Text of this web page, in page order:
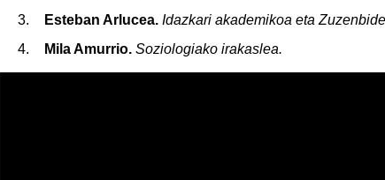
Esteban Arlucea. Idazkari akademikoa eta
Mila Amurrio. Soziologiako irakaslea.